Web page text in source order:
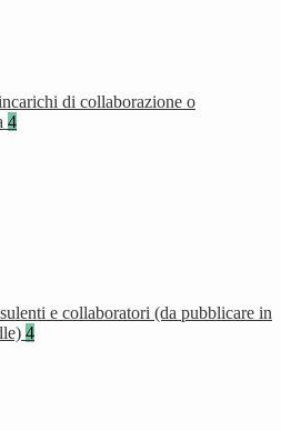
di collaborazione o
4
e collaboratori (da pubblicare in
4